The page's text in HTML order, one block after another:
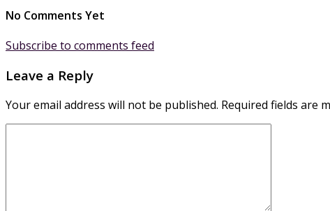
No Comments Yet
Subscribe to comments feed
Leave a Reply
Your email address will not be published. Required fields are